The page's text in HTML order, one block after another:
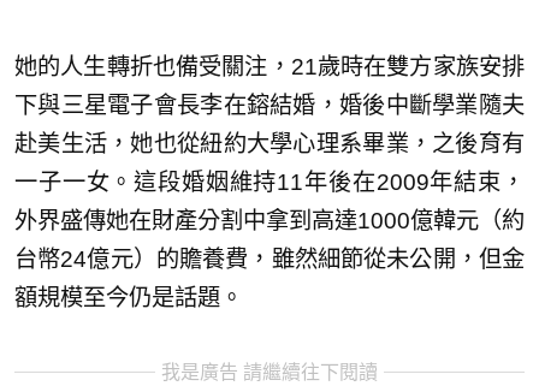
她的人生轉折也備受關注，21歲時在雙方家族安排
下與三星電子會長李在鎔結婚，婚後中斷學業隨夫
赴美生活，她也從紐約大學心理系畢業，之後育有
一子一女。這段婚姻維持11年後在2009年結束，
外界盛傳她在財產分割中拿到高達1000億韓元（約
台幣24億元）的贍養費，雖然細節從未公開，但金
額規模至今仍是話題。
我是廣告 請繼續往下閱讀